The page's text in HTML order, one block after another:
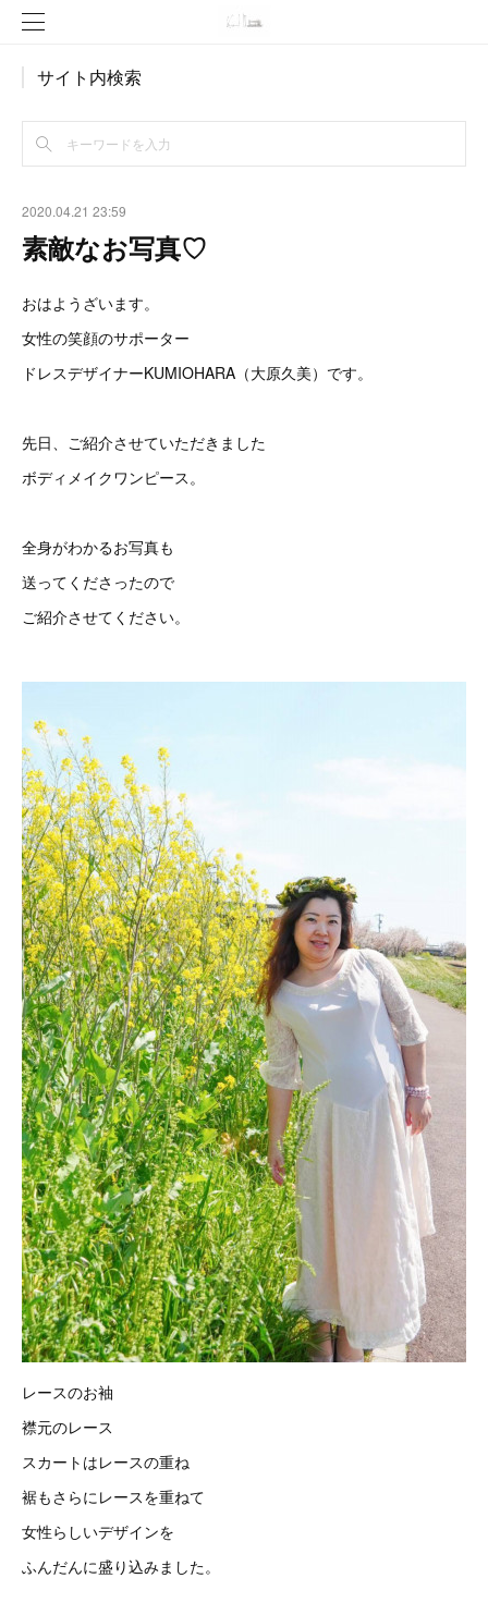
サイト内検索
2020.04.21 23:59
素敵なお写真♡
おはようざいます。
女性の笑顔のサポーター
ドレスデザイナーKUMIOHARA（大原久美）です。
先日、ご紹介させていただきました
ボディメイクワンピース。
全身がわかるお写真も
送ってくださったので
ご紹介させてください。
レースのお袖
襟元のレース
スカートはレースの重ね
裾もさらにレースを重ねて
女性らしいデザインを
ふんだんに盛り込みました。